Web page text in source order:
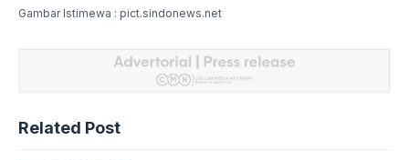
Gambar Istimewa : pict.sindonews.net
Related Post